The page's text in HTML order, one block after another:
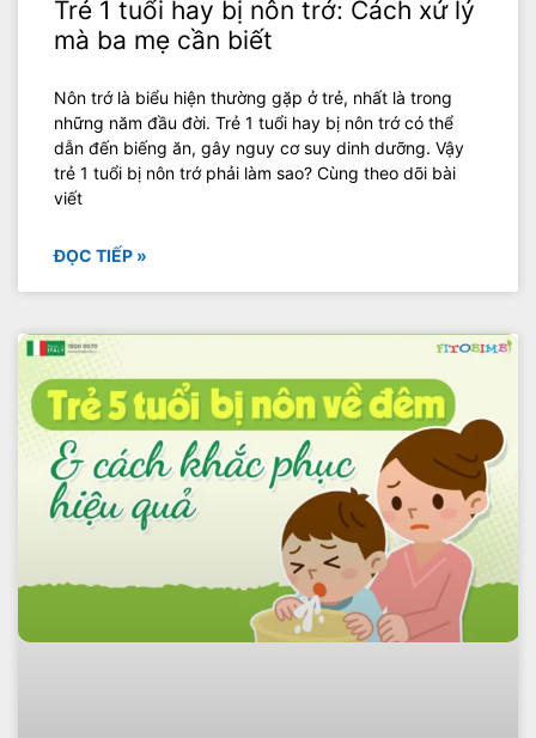
Trẻ 1 tuổi hay bị nôn trớ: Cách xử lý
mà ba mẹ cần biết
Nôn trớ là biểu hiện thường gặp ở trẻ, nhất là trong
những năm đầu đời. Trẻ 1 tuổi hay bị nôn trớ có thể
dẫn đến biếng ăn, gây nguy cơ suy dinh dưỡng. Vậy
trẻ 1 tuổi bị nôn trớ phải làm sao? Cùng theo dõi bài
viết
ĐỌC TIẾP »